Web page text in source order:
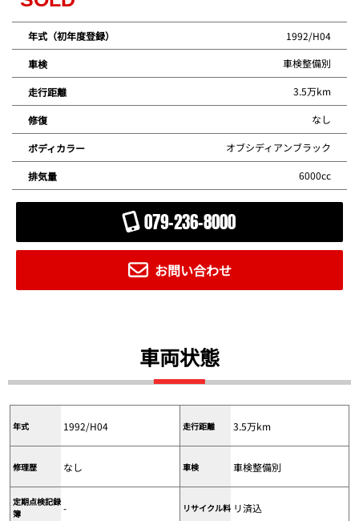
年式（初年度登録） 1992/H04
車検 車検整備別
走行距離 3.5万km
修復 なし
ボディカラー オブシディアンブラック
排気量 6000cc
079-236-8000
お問い合わせ
車両状態
年式 1992/H04 走行距離 3.5万km
修理歴 なし 車検 車検整備別
定期点検記録
簿
- リサイクル料 リ済込